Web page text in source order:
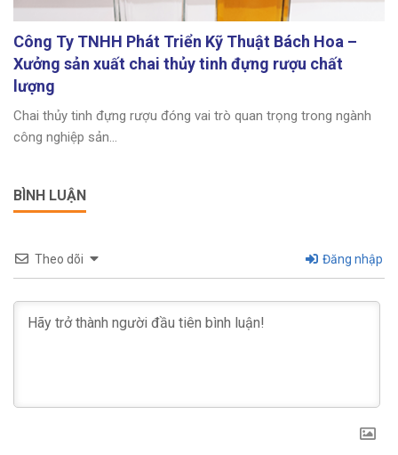
Công Ty TNHH Phát Triển Kỹ Thuật Bách Hoa –
Xưởng sản xuất chai thủy tinh đựng rượu chất
lượng
Chai thủy tinh đựng rượu đóng vai trò quan trọng trong ngành
công nghiệp sản...
BÌNH LUẬN
Theo dõi Đăng nhập